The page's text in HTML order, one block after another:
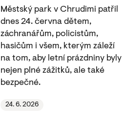
Městský park v Chrudimi patřil
dnes 24. června dětem,
záchranářům, policistům,
hasičům i všem, kterým záleží
na tom, aby letní prázdniny byly
nejen plné zážitků, ale také
bezpečné.
24. 6. 2026